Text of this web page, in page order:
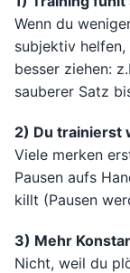
Wenn du
subjektiv helfen,
besser ziehen:
sauberer Satz
2) Du trainierst
Viele merken
Pausen aufs
killt (Pausen
3) Mehr
Nicht, weil du